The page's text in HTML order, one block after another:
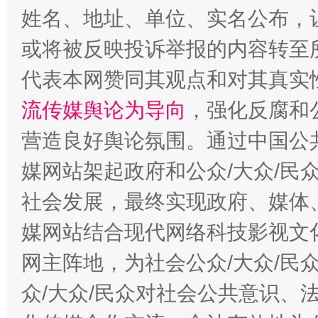
这是一记警钟！ 谢
姓名、地址、单位、实名公布
或将被反映投诉举报的内容转
代表本网赞同其观点和对其真实
流传媒舆论为导向 ，强化反腐
营造良好舆论氛围。通过中国
媒网站架起政府和公众/大众/民
社会发展，最终实现政府、媒
媒网站结合现代网络科技影视
网主阵地，为社会公众/大众/民
众/大众/民众对社会公共意识、